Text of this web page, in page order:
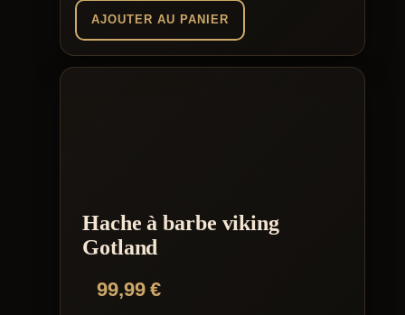
AJOUTER AU PANIER
Hache à barbe viking
Gotland
99,99€